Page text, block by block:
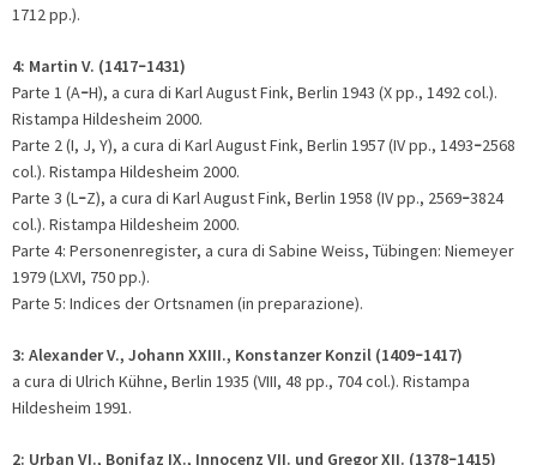
1712 pp.).
4: Martin V. (1417–1431)
Parte 1 (A–H), a cura di Karl August Fink, Berlin 1943 (X pp., 1492 col.).
Ristampa Hildesheim 2000.
Parte 2 (I, J, Y), a cura di Karl August Fink, Berlin 1957 (IV pp., 1493–2568
col.). Ristampa Hildesheim 2000.
Parte 3 (L–Z), a cura di Karl August Fink, Berlin 1958 (IV pp., 2569–3824
col.). Ristampa Hildesheim 2000.
Parte 4: Personenregister, a cura di Sabine Weiss, Tübingen: Niemeyer
1979 (LXVI, 750 pp.).
Parte 5: Indices der Ortsnamen (in preparazione).
3: Alexander V., Johann XXIII., Konstanzer Konzil (1409–1417)
a cura di Ulrich Kühne, Berlin 1935 (VIII, 48 pp., 704 col.). Ristampa
Hildesheim 1991.
2: Urban VI., Bonifaz IX., Innocenz VII. und Gregor XII. (1378–1415)